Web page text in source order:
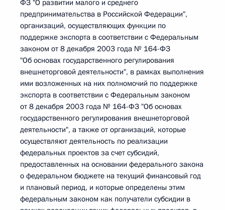
ФЗ "О развитии малого и среднего
предпринимательства в Российской Федерации",
организаций, осуществляющих функции по
поддержке экспорта в соответствии с Федеральным
законом от 8 декабря 2003 года № 164-ФЗ
"Об основах государственного регулирования
внешнеторговой деятельности", в рамках выполнения
ими возложенных на них полномочий по поддержке
экспорта в соответствии с Федеральным законом
от 8 декабря 2003 года № 164-ФЗ "Об основах
государственного регулирования внешнеторговой
деятельности", а также от организаций, которые
осуществляют деятельность по реализации
федеральных проектов за счет субсидий,
предоставленных на основании федерального закона
о федеральном бюджете на текущий финансовый год
и плановый период, и которые определены этим
федеральным законом как получатели субсидии в